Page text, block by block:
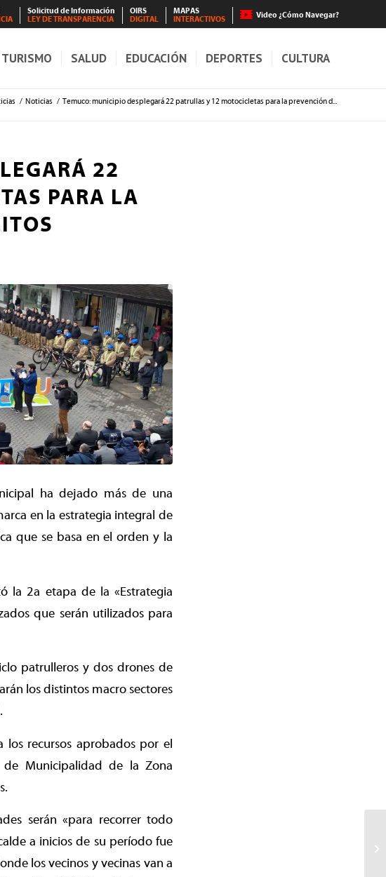
Solicitud de Información
LEY DE TRANSPARENCIA
OIRS
DIGITAL
MAPAS
INTERACTIVOS
Video ¿Cómo Navegar?
TURISMO SALUD EDUCACIÓN DEPORTES CULTURA
/ Noticias / Temuco: municipio desplegará 22 patrullas y 12 motocicletas para la prevención d...
22
PARA LA
ha dejado más de una
en la estrategia integral de
que se basa en el orden y la
la 2a etapa de la «Estrategia
que serán utilizados para
patrulleros y dos drones de
los distintos macro sectores
los recursos aprobados por el
Municipalidad de la Zona
serán «para recorrer todo
a inicios de su período fue
los vecinos y vecinas van a